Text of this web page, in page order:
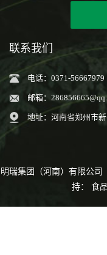
联系我们
电话：0371-56667979
邮箱：
地址：河南省郑州市
明瑞集团（河南）有限公司
持： 食